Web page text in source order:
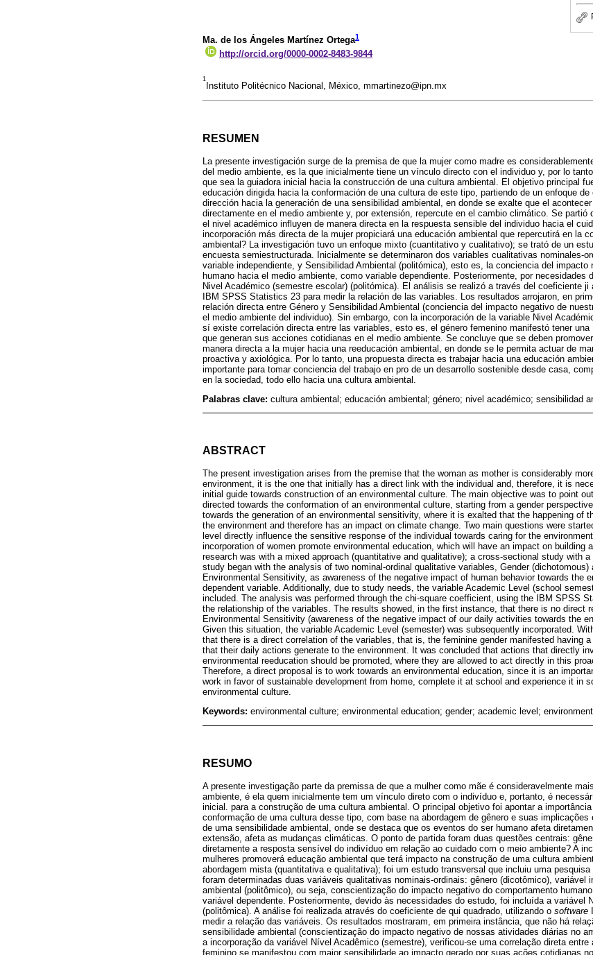
Ma. de los Ángeles Martínez Ortega1
http://orcid.org/0000-0002-8483-9844
1
Instituto Politécnico Nacional, México, mmartinezo@ipn.mx
RESUMEN
La presente investigación surge de la premisa de que la mujer como madre es
del medio ambiente, es la que inicialmente tiene un vínculo directo con el individuo y, por lo
que sea la guiadora inicial hacia la construcción de una cultura ambiental. El objetivo principal
educación dirigida hacia la conformación de una cultura de este tipo, partiendo de un enfoque
dirección hacia la generación de una sensibilidad ambiental, en donde se exalte que el
directamente en el medio ambiente y, por extensión, repercute en el cambio climático. Se partió
el nivel académico influyen de manera directa en la respuesta sensible del individuo hacia el
incorporación más directa de la mujer propiciará una educación ambiental que repercutirá en la
ambiental? La investigación tuvo un enfoque mixto (cuantitativo y cualitativo); se trató de un
encuesta semiestructurada. Inicialmente se determinaron dos variables cualitativas nominales-
variable independiente, y Sensibilidad Ambiental (politómica), esto es, la conciencia del impacto
humano hacia el medio ambiente, como variable dependiente. Posteriormente, por necesidades
Nivel Académico (semestre escolar) (politómica). El análisis se realizó a través del coeficiente ji
IBM SPSS Statistics 23 para medir la relación de las variables. Los resultados arrojaron, en
relación directa entre Género y Sensibilidad Ambiental (conciencia del impacto negativo de
el medio ambiente del individuo). Sin embargo, con la incorporación de la variable Nivel
sí existe correlación directa entre las variables, esto es, el género femenino manifestó tener
que generan sus acciones cotidianas en el medio ambiente. Se concluye que se deben
manera directa a la mujer hacia una reeducación ambiental, en donde se le permita actuar de
proactiva y axiológica. Por lo tanto, una propuesta directa es trabajar hacia una educación
importante para tomar conciencia del trabajo en pro de un desarrollo sostenible desde casa,
en la sociedad, todo ello hacia una cultura ambiental.
Palabras clave: cultura ambiental; educación ambiental; género; nivel académico; sensibilidad
ABSTRACT
The present investigation arises from the premise that the woman as mother is considerably
environment, it is the one that initially has a direct link with the individual and, therefore, it is
initial guide towards construction of an environmental culture. The main objective was to point
directed towards the conformation of an environmental culture, starting from a gender
towards the generation of an environmental sensitivity, where it is exalted that the happening of
the environment and therefore has an impact on climate change. Two main questions were
level directly influence the sensitive response of the individual towards caring for the
incorporation of women promote environmental education, which will have an impact on building
research was with a mixed approach (quantitative and qualitative); a cross-sectional study with
study began with the analysis of two nominal-ordinal qualitative variables, Gender (dichotomous)
Environmental Sensitivity, as awareness of the negative impact of human behavior towards the
dependent variable. Additionally, due to study needs, the variable Academic Level (school
included. The analysis was performed through the chi-square coefficient, using the IBM SPSS
the relationship of the variables. The results showed, in the first instance, that there is no direct
Environmental Sensitivity (awareness of the negative impact of our daily activities towards the
Given this situation, the variable Academic Level (semester) was subsequently incorporated.
that there is a direct correlation of the variables, that is, the feminine gender manifested having
that their daily actions generate to the environment. It was concluded that actions that directly
environmental reeducation should be promoted, where they are allowed to act directly in this
Therefore, a direct proposal is to work towards an environmental education, since it is an
work in favor of sustainable development from home, complete it at school and experience it in
environmental culture.
Keywords: environmental culture; environmental education; gender; academic level;
RESUMO
A presente investigação parte da premissa de que a mulher como mãe é consideravelmente
ambiente, é ela quem inicialmente tem um vínculo direto com o indivíduo e, portanto, é
inicial. para a construção de uma cultura ambiental. O principal objetivo foi apontar a
conformação de uma cultura desse tipo, com base na abordagem de gênero e suas implicações
de uma sensibilidade ambiental, onde se destaca que os eventos do ser humano afeta
extensão, afeta as mudanças climáticas. O ponto de partida foram duas questões centrais:
diretamente a resposta sensível do indivíduo em relação ao cuidado com o meio ambiente? A
mulheres promoverá educação ambiental que terá impacto na construção de uma cultura
abordagem mista (quantitativa e qualitativa); foi um estudo transversal que incluiu uma pesquisa
foram determinadas duas variáveis qualitativas nominais-ordinais: gênero (dicotômico), variável
ambiental (politômico), ou seja, conscientização do impacto negativo do comportamento
variável dependente. Posteriormente, devido às necessidades do estudo, foi incluída a variável
(politômica). A análise foi realizada através do coeficiente de qui quadrado, utilizando o software
medir a relação das variáveis. Os resultados mostraram, em primeira instância, que não há
sensibilidade ambiental (conscientização do impacto negativo de nossas atividades diárias no
a incorporação da variável Nível Acadêmico (semestre), verificou-se uma correlação direta
feminino se manifestou com maior sensibilidade ao impacto gerado por suas ações cotidianas